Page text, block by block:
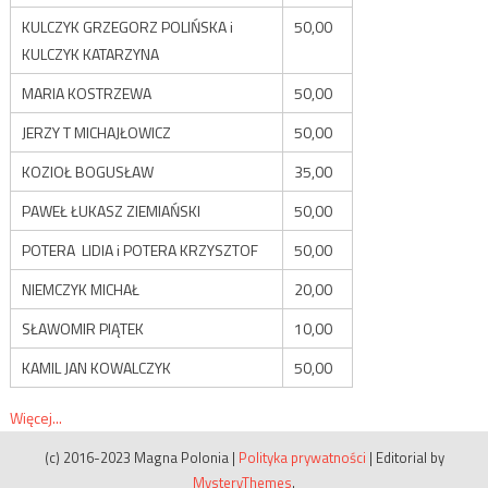
KULCZYK GRZEGORZ POLIŃSKA i
KULCZYK KATARZYNA
50,00
MARIA KOSTRZEWA
50,00
JERZY T MICHAJŁOWICZ
50,00
KOZIOŁ BOGUSŁAW
35,00
PAWEŁ ŁUKASZ ZIEMIAŃSKI
50,00
POTERA LIDIA i POTERA KRZYSZTOF
50,00
NIEMCZYK MICHAŁ
20,00
SŁAWOMIR PIĄTEK
10,00
KAMIL JAN KOWALCZYK
50,00
Więcej...
(c) 2016-2023 Magna Polonia | Polityka prywatności | Editorial by
MysteryThemes.